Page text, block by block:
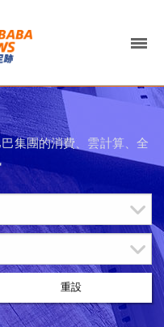
集團的消費、雲計算、全
重設